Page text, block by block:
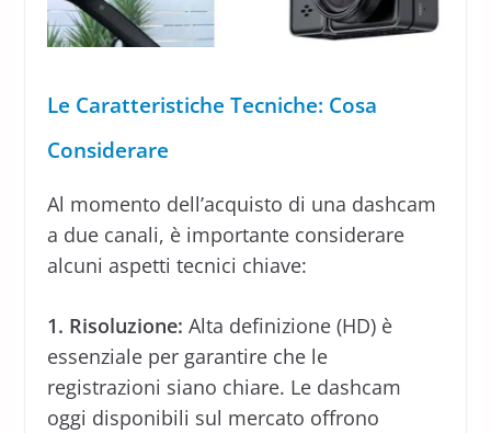
Le Caratteristiche Tecniche: Cosa
Considerare
Al momento dell’acquisto di una dashcam
a due canali, è importante considerare
alcuni aspetti tecnici chiave:
1. Risoluzione: Alta definizione (HD) è
essenziale per garantire che le
registrazioni siano chiare. Le dashcam
oggi disponibili sul mercato offrono